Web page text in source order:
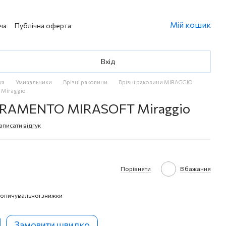
Публічна оферта Мій кошик
Вхід
Умивальники Врізні раковини
Врізні раковини MIRAGGIO
Miraggio
MIRASOFT Miraggio
відгук
Порівняти В бажання
знижки